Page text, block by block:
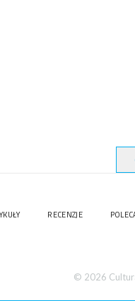
RECENZJE
© 2026